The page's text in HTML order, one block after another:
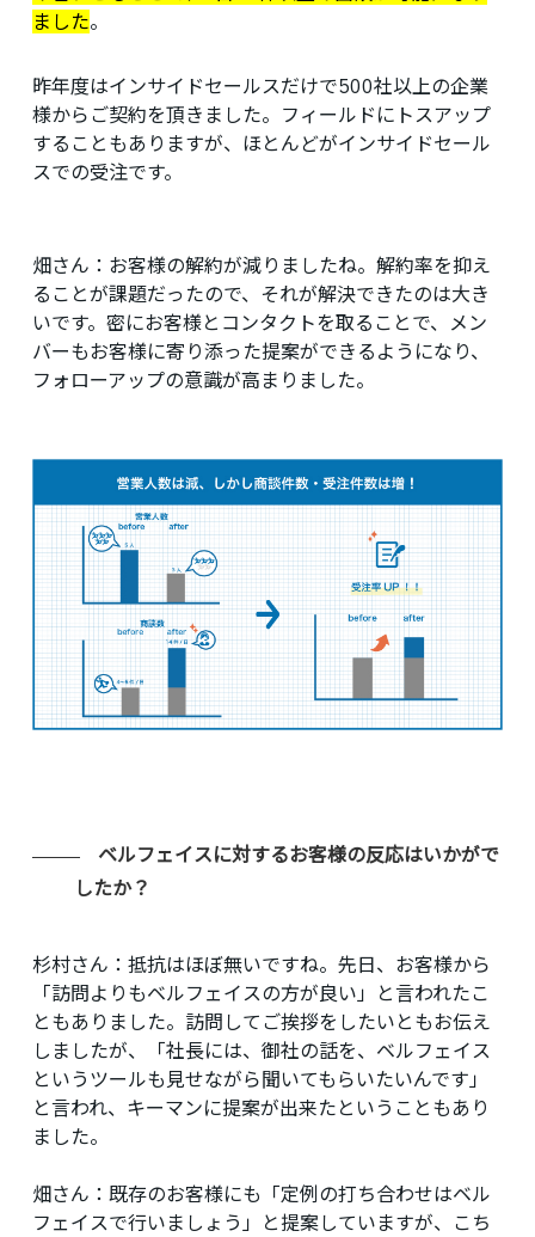
ました。
昨年度はインサイドセールスだけで500社以上の企業
様からご契約を頂きました。フィールドにトスアップ
することもありますが、ほとんどがインサイドセール
スでの受注です。
畑さん： お客様の解約が減りましたね。解約率を抑え
ることが課題だったので、それが解決できたのは大き
いです。密にお客様とコンタクトを取ることで、メン
バーもお客様に寄り添った提案ができるようになり、
フォローアップの意識が高まりました。
ベルフェイスに対するお客様の反応はいかがで
したか？
杉村さん：抵抗はほぼ無いですね。先日、お客様から
「訪問よりもベルフェイスの方が良い」と言われたこ
ともありました。訪問してご挨拶をしたいともお伝え
しましたが、「社長には、御社の話を、ベルフェイス
というツールも見せながら聞いてもらいたいんです」
と言われ、キーマンに提案が出来たということもあり
ました。
畑さん：既存のお客様にも「定例の打ち合わせはベル
フェイスで行いましょう」と提案していますが、こち